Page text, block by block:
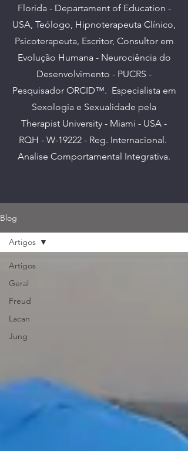
Florida - Departament of Education -
USA, Teólogo, Hipnoterapeuta Clínico,
Psicoterapeuta, Escritor, Consultor em
Evolução Humana - Neurociência do
Desenvolvimento - PUCRS -
Pesquisador ORCID™. Especialista em
Sexologia e Sexualidade pela
Therapist University - Miami - USA -
RQH - W-19222 - Reg. Internacional.
Analise Comportamental Integrativa.
Blog
Artigos
Geral
Freud
Lacan
Jung
Artigos